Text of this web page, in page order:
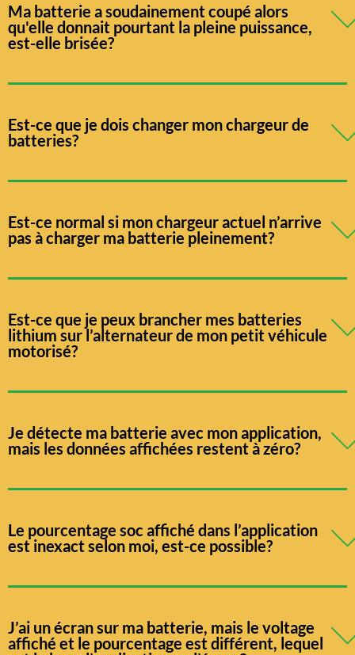
Ma batterie a soudainement coupé alors
qu'elle donnait pourtant la pleine puissance,
est-elle brisée?
Est-ce que je dois changer mon chargeur de
batteries?
Est-ce normal si mon chargeur actuel n’arrive
pas à charger ma batterie pleinement?
Est-ce que je peux brancher mes batteries
lithium sur l’alternateur de mon petit véhicule
motorisé?
Je détecte ma batterie avec mon application,
mais les données affichées restent à zéro?
Le pourcentage soc affiché dans l’application
est inexact selon moi, est-ce possible?
J’ai un écran sur ma batterie, mais le voltage
affiché et le pourcentage est différent, lequel